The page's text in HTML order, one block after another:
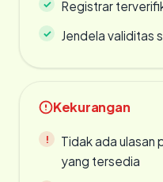
Registrar
Jendela validitas
Kekurangan
Tidak ada ulasan
yang tersedia